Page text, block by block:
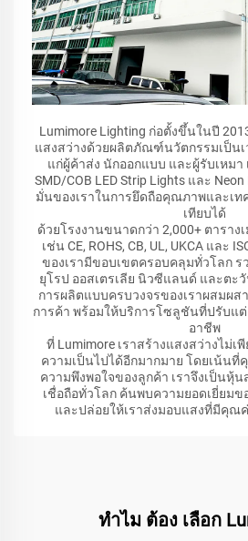
Lumimore Lighting ก่อตั้งขึ้นในปี
แสงสว่างด้วยผลิตภัณฑ์นวัตกรรมเป็นเ
แก่ผู้ค้าส่ง นักออกแบบ และผู้รับเหม
SMD/COB LED Strip Lights และ
มั่นของเราในการยึดถือคุณภาพและเ
เทียบได้
ด้วยโรงงานขนาดกว่า 2,000+ ตาราง
เช่น CE, ROHS, CB, UL, UKCA และ
ของเรามีขอบเขตครอบคลุมทั่วโลก ร
ยุโรป ออสเตรเลีย นิวซีแลนด์ และตะ
การผลิตแบบครบวงจรของเราผสมผส
การค้า พร้อมให้บริการโซลูชันที่ปรับแ
อาชีพ
ที่ Lumimore เราสร้างแสงสว่างไม่เ
ความเป็นไปได้อีกมากมาย โดยเน้น
ความพึงพอใจของลูกค้า เราจึงเป็นหุ้
เชื่อถือทั่วโลก ค้นพบความยอดเยี่ยมข
และปล่อยให้เราส่งมอบแสงที่มีคุ
ทําไม ต้อง เลือก